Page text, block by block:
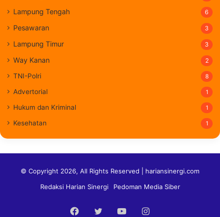
Lampung Tengah 6
Pesawaran 3
Lampung Timur 3
Way Kanan 2
TNI-Polri 8
Advertorial 1
Hukum dan Kriminal 1
Kesehatan 1
© Copyright 2026, All Rights Reserved | hariansinergi.com
Redaksi Harian Sinergi
Pedoman Media Siber
Facebook
TwitterYouTubeInstagram